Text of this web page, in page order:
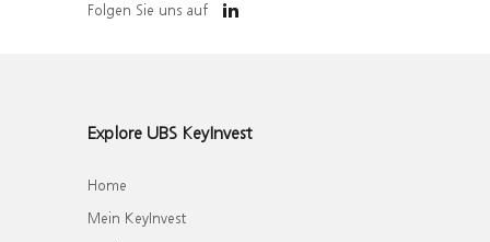
Folgen Sie uns auf
Explore UBS KeyInvest
Home
Mein KeyInvest